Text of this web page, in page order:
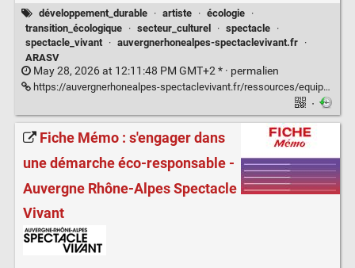
développement_durable · artiste · écologie ·
transition_écologique
· secteur_culturel · spectacle ·
spectacle_vivant
· auvergnerhonealpes-spectaclevivant.fr
·
ARASV
May 28, 2026 at 12:11:48 PM GMT+2 * · permalien
https://auvergnerhonealpes-spectaclevivant.fr/ressources/equipes-artistiques-et-transition-ecologique-la-methode-durables/
·
Fiche Mémo : s'engager dans
une démarche éco-responsable -
Auvergne Rhône-Alpes Spectacle
Vivant